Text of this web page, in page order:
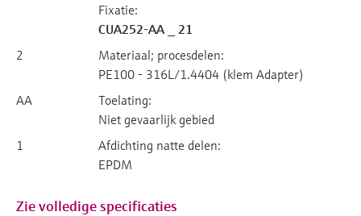
Fixatie:
CUA252-AA _ 21
Materiaal; procesdelen:
2
PE100 - 316L/1.4404 (klem Adapter)
Toelating:
AA
Niet gevaarlijk gebied
Afdichting natte delen:
1
EPDM
Zie volledige specificaties